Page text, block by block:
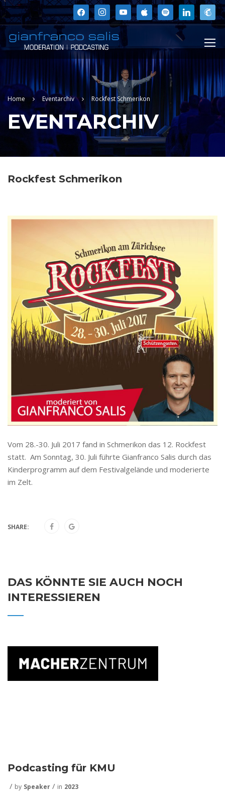
facebookinstagramyoutube apple spotify linkedin
Home Eventarchiv Rockfest Schmerikon
EVENTARCHIV
Rockfest Schmerikon
Vom 28.-30. Juli 2017 fand in Schmerikon das 12. Rockfest
statt. Am Sonntag, 30. Juli führte Gianfranco Salis durch das
Kinderprogramm auf dem Festivalgelände und moderierte
im Zelt.
SHARE:
DAS KÖNNTE SIE AUCH NOCH
INTERESSIEREN
Podcasting für KMU
by Speaker in 2023